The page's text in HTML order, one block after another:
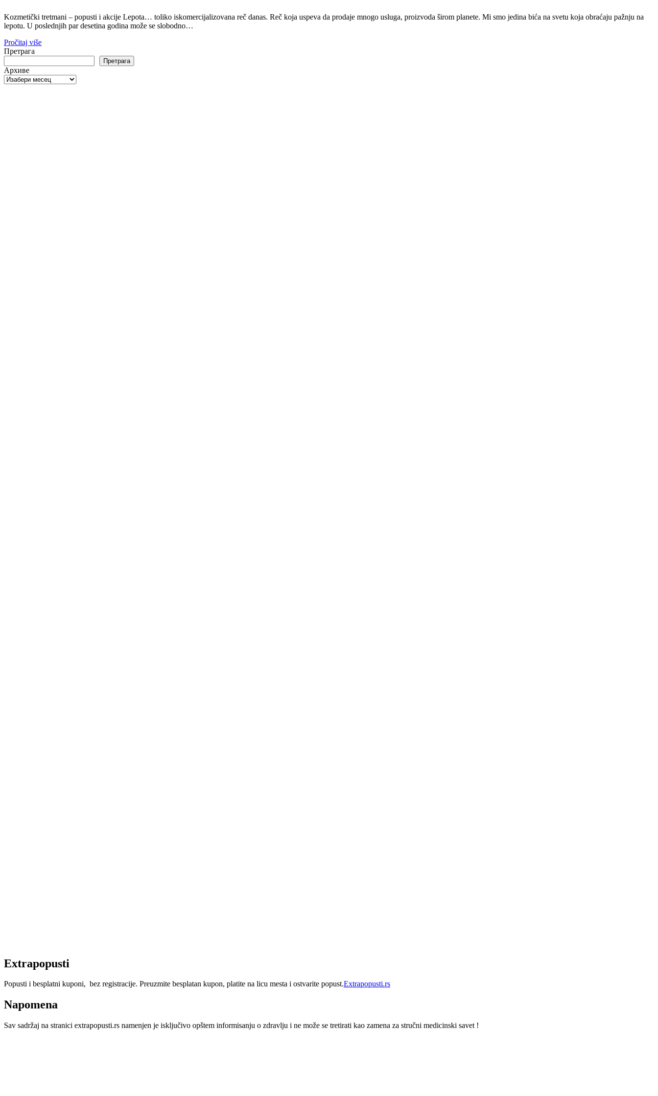
Kozmetički tretmani – popusti i akcije Lepota… toliko iskomercijalizovana reč danas. Reč koja uspeva da prodaje mnogo usluga, proizvoda širom planete. Mi smo jedina bića na svetu koja obraćaju pažnju na
lepotu. U poslednjih par desetina godina može se slobodno…
Pročitaj više
Претрага
Претрага
Архиве
Extrapopusti
Popusti i besplatni kuponi, bez registracije. Preuzmite besplatan kupon, platite na licu mesta i ostvarite popust.Extrapopusti.rs
Napomena
Sav sadržaj na stranici extrapopusti.rs namenjen je isključivo opštem informisanju o zdravlju i ne može se tretirati kao zamena za stručni medicinski savet !